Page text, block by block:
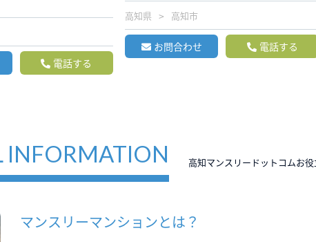
電話する
高知県 高知市
お問合わせ 電話する
INFORMATION 高知マンスリードットコムお
マンスリーマンションとは？